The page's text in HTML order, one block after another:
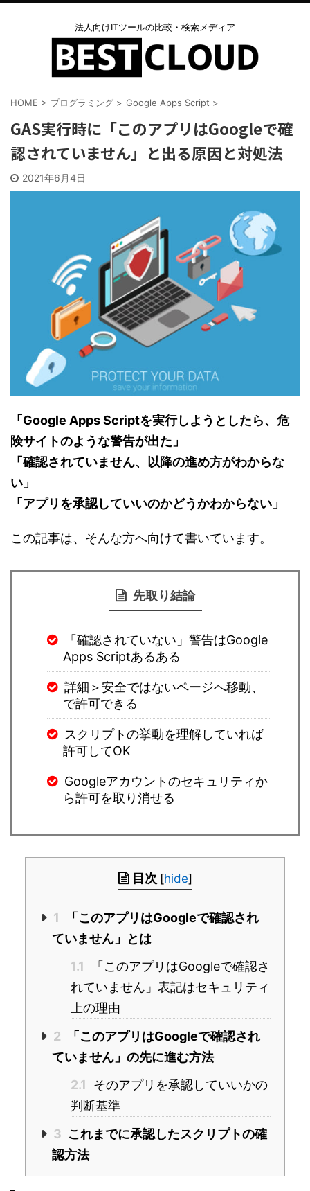
法人向けITツールの比較・検索メディア
HOME > プログラミング > Google Apps Script >
GAS実行時に「このアプリはGoogleで確
認されていません」と出る原因と対処法
2021年6月4日
「Google Apps Scriptを実行しようとしたら、危
険サイトのような警告が出た」
「確認されていません、以降の進め方がわからな
い」
「アプリを承認していいのかどうかわからない」
この記事は、そんな方へ向けて書いています。
先取り結論
「確認されていない」警告はGoogle
Apps Scriptあるある
詳細＞安全ではないページへ移動、
で許可できる
スクリプトの挙動を理解していれば
許可してOK
Googleアカウントのセキュリティか
ら許可を取り消せる
目次 [hide]
1
「このアプリはGoogleで確認され
ていません」とは
1.1
「このアプリはGoogleで確認さ
れていません」表記はセキュリティ
上の理由
2
「このアプリはGoogleで確認され
ていません」の先に進む方法
2.1
そのアプリを承認していいかの
判断基準
3 これまでに承認したスクリプトの確
認方法